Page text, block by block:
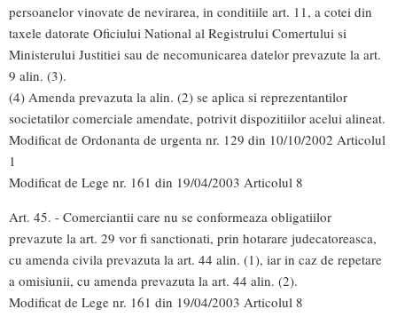
persoanelor vinovate de nevirarea, in conditiile art. 11, a cotei din
taxele datorate Oficiului National al Registrului Comertului si
Ministerului Justitiei sau de necomunicarea datelor prevazute la art.
9 alin. (3).
(4) Amenda prevazuta la alin. (2) se aplica si reprezentantilor
societatilor comerciale amendate, potrivit dispozitiilor acelui alineat.
Modificat de Ordonanta de urgenta nr. 129 din 10/10/2002 Articolul
1
Modificat de Lege nr. 161 din 19/04/2003 Articolul 8
Art. 45. - Comerciantii care nu se conformeaza obligatiilor
prevazute la art. 29 vor fi sanctionati, prin hotarare judecatoreasca,
cu amenda civila prevazuta la art. 44 alin. (1), iar in caz de repetare
a omisiunii, cu amenda prevazuta la art. 44 alin. (2).
Modificat de Lege nr. 161 din 19/04/2003 Articolul 8